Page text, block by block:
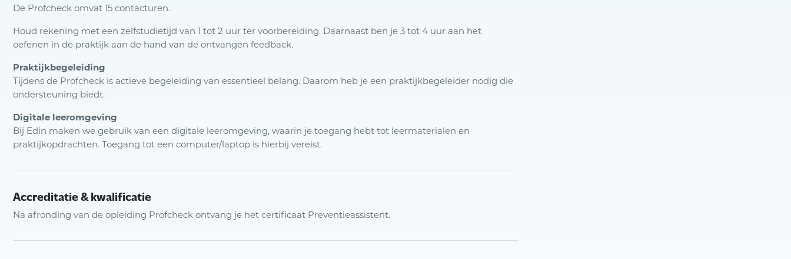
De Profcheck omvat 15 contacturen.
Houd rekening met een zelfstudietijd van 1 tot 2 uur ter voorbereiding. Daarnaast ben je 3 tot 4 uur aan het
oefenen in de praktijk aan de hand van de ontvangen feedback.
Praktijkbegeleiding
Tijdens de Profcheck is actieve begeleiding van essentieel belang. Daarom heb je een praktijkbegeleider nodig die
ondersteuning biedt.
Digitale leeromgeving
Bij Edin maken we gebruik van een digitale leeromgeving, waarin je toegang hebt tot leermaterialen en
praktijkopdrachten. Toegang tot een computer/laptop is hierbij vereist.
Accreditatie & kwalificatie
Na afronding van de opleiding Profcheck ontvang je het certificaat Preventieassistent.